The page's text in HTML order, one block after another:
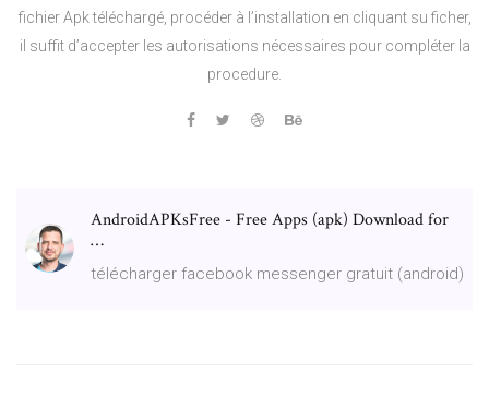
fichier Apk téléchargé, procéder à l’installation en cliquant su ficher,
il suffit d’accepter les autorisations nécessaires pour compléter la
procedure.
AndroidAPKsFree - Free Apps (apk) Download for
…
télécharger facebook messenger gratuit (android)